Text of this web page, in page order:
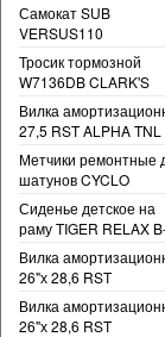
Самокат SUB
VERSUS110
Тросик тормозной
W7136DB CLARK'S
Вилка
27,5 RST ALPHA TNL
Метчики ремонтные
шатунов CYCLO
Сиденье детское на
раму TIGER RELAX
Вилка
26"х 28,6 RST
Вилка
26"х 28,6 RST